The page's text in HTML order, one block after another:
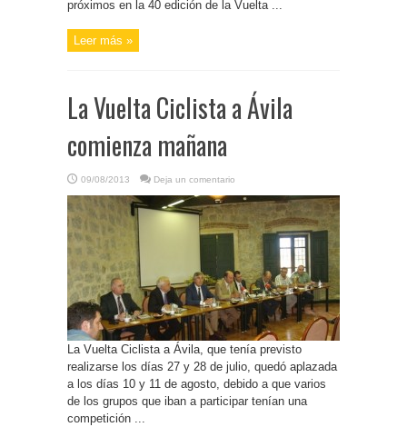
próximos en la 40 edición de la Vuelta ...
Leer más »
La Vuelta Ciclista a Ávila
comienza mañana
09/08/2013 Deja un comentario
La Vuelta Ciclista a Ávila, que tenía previsto
realizarse los días 27 y 28 de julio, quedó aplazada
a los días 10 y 11 de agosto, debido a que varios
de los grupos que iban a participar tenían una
competición ...